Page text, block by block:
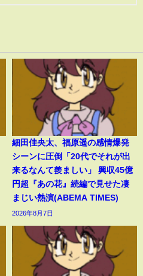
細田佳央太、福原遥の感情爆発
シーンに圧倒「20代でそれが出
来るなんて羨ましい」 興収45億
円超『あの花』続編で見せた凄
まじい熱演(ABEMA TIMES)
2026年8月7日